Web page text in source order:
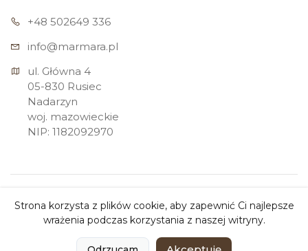
0
+48 502649 336
info@marmara.pl
ul. Główna 4
05-830 Rusiec
Nadarzyn
woj. mazowieckie
NIP: 1182092970
reserved.
Strona korzysta z plików cookie, aby zapewnić Ci najlepsze
wrażenia podczas korzystania z naszej witryny.